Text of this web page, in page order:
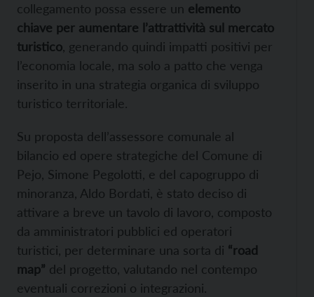
collegamento possa essere un elemento
chiave per aumentare l’attrattività sul mercato
turistico , generando quindi impatti positivi per
l’economia locale, ma solo a patto che venga
inserito in una strategia organica di sviluppo
turistico territoriale.
Su proposta dell’assessore comunale al
bilancio ed opere strategiche del Comune di
Pejo, Simone Pegolotti, e del capogruppo di
minoranza, Aldo Bordati, è stato deciso di
attivare a breve un tavolo di lavoro, composto
da amministratori pubblici ed operatori
turistici, per determinare una sorta di “road
map” del progetto, valutando nel contempo
eventuali correzioni o integrazioni.